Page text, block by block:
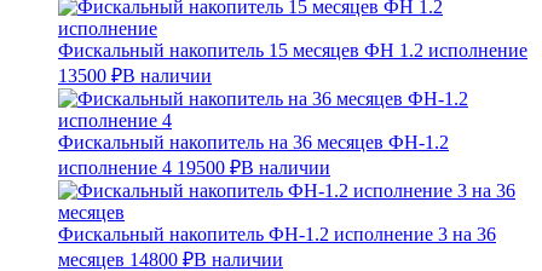
Фискальный накопитель 15 месяцев ФН 1.2 исполнение
13500 ₽В наличии
Фискальный накопитель на 36 месяцев ФН-1.2
исполнение 4 19500 ₽В наличии
Фискальный накопитель ФН-1.2 исполнение 3 на 36
месяцев 14800 ₽В наличии